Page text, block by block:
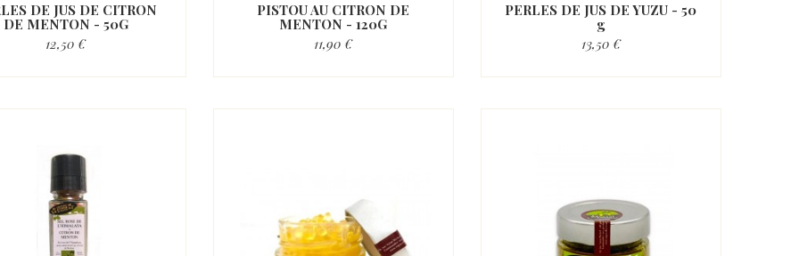
DE JUS DE CITRON
DE MENTON - 50G
12,50 €
PISTOU AU CITRON DE
MENTON - 120G
11,90 €
PERLES DE JUS DE YUZU - 50
g
13,50 €